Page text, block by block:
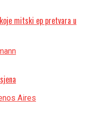
mitski ep pretvara u